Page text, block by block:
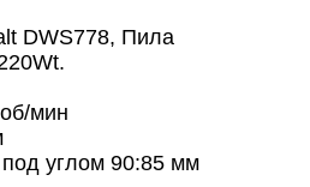
DWS778, Пила
мин
углом 90:85 мм